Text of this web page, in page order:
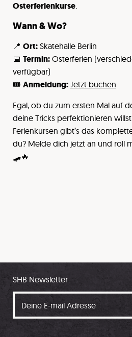
Osterferienkurse.
Wann & Wo?
📍 Ort: Skatehalle Berlin
📅 Termin: Osterferien
verfügbar)
🎟️ Anmeldung: Jetzt buchen
Egal, ob du zum ersten Mal auf
deine Tricks perfektionieren
Ferienkursen gibt’s das
du? Melde dich jetzt an und roll
🛹🔥
SHB Newsletter